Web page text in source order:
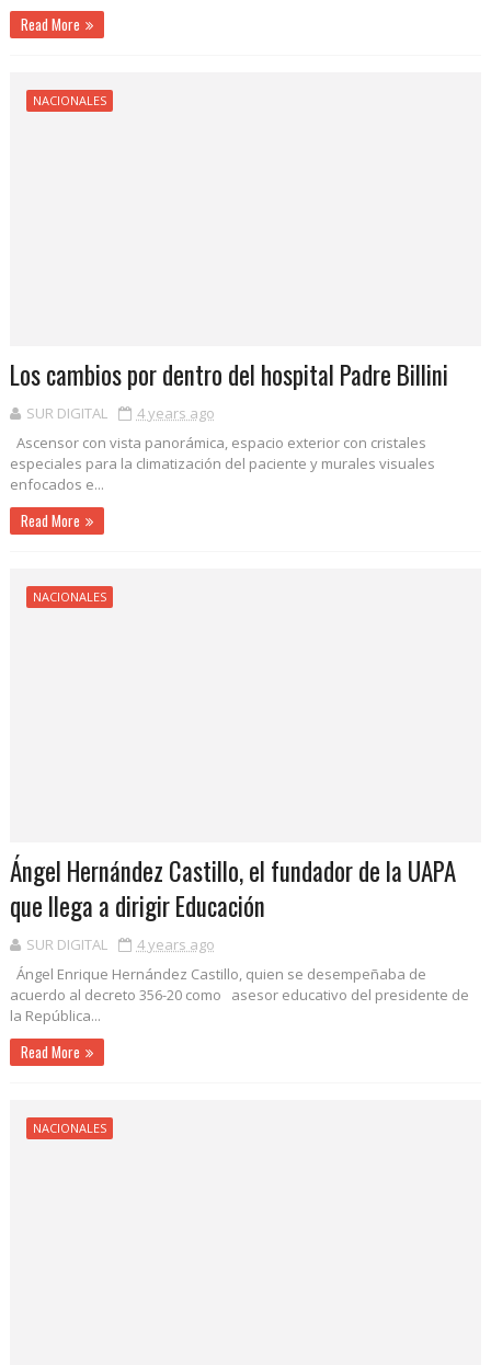
Read More
NACIONALES
Los cambios por dentro del hospital Padre Billini
SUR DIGITAL
4 years ago
Ascensor con vista panorámica, espacio exterior con cristales
especiales para la climatización del paciente y murales visuales
enfocados e...
Read More
NACIONALES
Ángel Hernández Castillo, el fundador de la UAPA
que llega a dirigir Educación
SUR DIGITAL
4 years ago
Ángel Enrique Hernández Castillo, quien se desempeñaba de
acuerdo al decreto 356-20 como asesor educativo del presidente de
la República...
Read More
NACIONALES